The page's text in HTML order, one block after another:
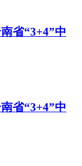
省“3+4”中
省“3+4”中